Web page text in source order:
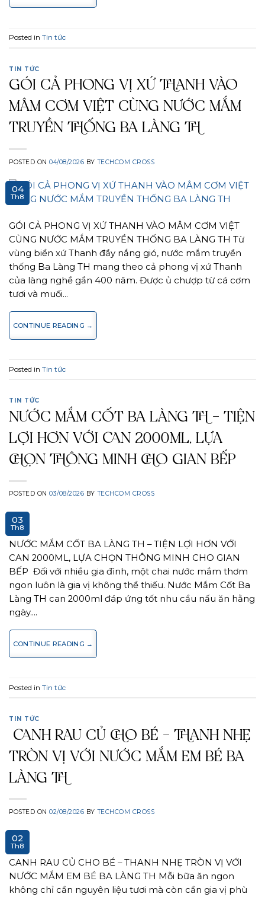
Posted in Tin tức
TIN TỨC
GÓI CẢ PHONG VỊ XỨ THANH VÀO
MÂM CƠM VIỆT CÙNG NƯỚC MẮM
TRUYỀN THỐNG BA LÀNG TH
POSTED ON04/08/2026 BYTECHCOM CROSS
04
Th8
GÓI CẢ PHONG VỊ XỨ THANH VÀO MÂM CƠM VIỆT
CÙNG NƯỚC MẮM TRUYỀN THỐNG BA LÀNG TH Từ
vùng biển xứ Thanh đầy nắng gió, nước mắm truyền
thống Ba Làng TH mang theo cả phong vị xứ Thanh
của làng nghề gần 400 năm. Được ủ chượp từ cá cơm
tươi và muối…
CONTINUE READING →
Posted in Tin tức
TIN TỨC
NƯỚC MẮM CỐT BA LÀNG TH – TIỆN
LỢI HƠN VỚI CAN 2000ML, LỰA
CHỌN THÔNG MINH CHO GIAN BẾP
POSTED ON03/08/2026 BYTECHCOM CROSS
03
Th8
NƯỚC MẮM CỐT BA LÀNG TH – TIỆN LỢI HƠN VỚI
CAN 2000ML, LỰA CHỌN THÔNG MINH CHO GIAN
BẾP Đối với nhiều gia đình, một chai nước mắm thơm
ngon luôn là gia vị không thể thiếu. Nước Mắm Cốt Ba
Làng TH can 2000ml đáp ứng tốt nhu cầu nấu ăn hằng
ngày….
CONTINUE READING →
Posted in Tin tức
TIN TỨC
CANH RAU CỦ CHO BÉ – THANH NHẸ
TRÒN VỊ VỚI NƯỚC MẮM EM BÉ BA
LÀNG TH
POSTED ON02/08/2026 BYTECHCOM CROSS
02
Th8
CANH RAU CỦ CHO BÉ – THANH NHẸ TRÒN VỊ VỚI
NƯỚC MẮM EM BÉ BA LÀNG TH Mỗi bữa ăn ngon
không chỉ cần nguyên liệu tươi mà còn cần gia vị phù